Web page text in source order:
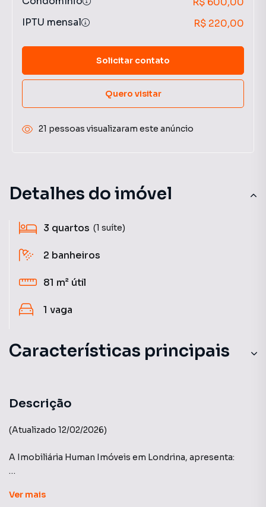
Detalhes do imóvel
3 quartos (1 suíte)
2 banheiros
81 m² útil
1 vaga
Características principais
Piscina
Sacada
Salão gourmet
Descrição
(Atualizado 12/02/2026)
A Imobiliária Human Imóveis em Londrina, apresenta:
Ver mais
IPTU mensal
R$ 220,00
Solicitar contato
Quero visitar
21 pessoas visualizaram este anúncio